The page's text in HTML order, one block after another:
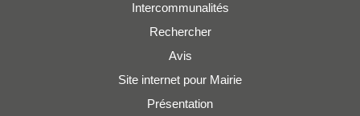
Intercommunalités
Rechercher
Avis
Site internet pour Mairie
Présentation